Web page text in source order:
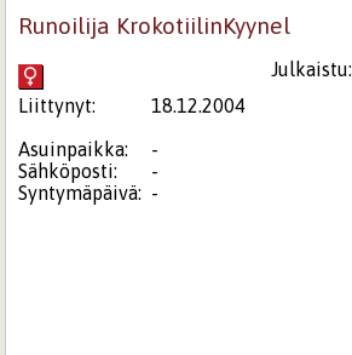
Runoilija KrokotiilinKyynel
Julkaistu:
Liittynyt:
18.12.2004
Asuinpaikka:
-
Sähköposti:
-
Syntymäpäivä: -